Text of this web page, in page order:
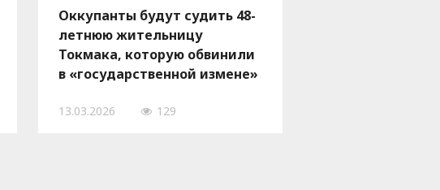
Оккупанты будут судить 48-
летнюю жительницу
Токмака, которую обвинили
в «государственной измене»
13.03.2026 129